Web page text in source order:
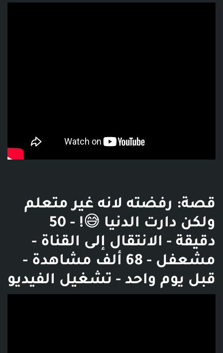
قصة: رفضته لانه غير متعلم
ولكن دارت الدنيا 😅! - 50
دقيقة - الانتقال إلى القناة -
مشعفل - 68 ألف مشاهدة -
قبل يوم واحد - تشغيل الفيديو